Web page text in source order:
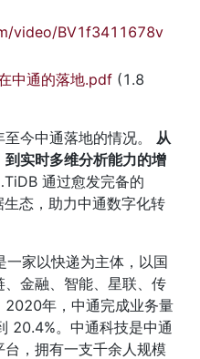
video/BV1f3411678v
中通的落地.pdf (1.8
今中通落地的情况。 从
实时多维分析能力的增
通过愈发完备的
态，助力中通数字化转
家以快递为主体，以国
金融、智能、星联、传
2020年，中通完成业务量
20.4%。中通科技是中通
，拥有一支千余人规模